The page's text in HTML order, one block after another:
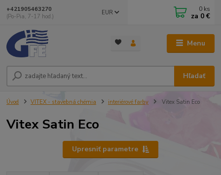
Menu
EUR
Hľadať
+421905463270
(Po-Pia, 7-17 hod.)
0 ks
za 0 €
Úvod VITEX - stavebná chémia interiérové farby Vitex Satin Eco
Vitex Satin Eco
Upresniť parametre